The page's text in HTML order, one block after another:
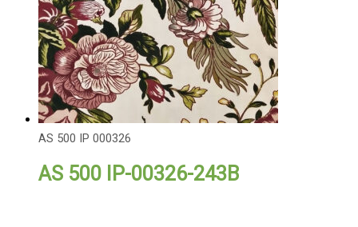
AS 500 IP 000326
AS 500 IP-00326-243B